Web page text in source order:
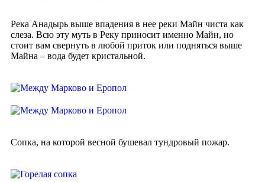
Река Анадырь выше впадения в нее реки Майн чиста как
слеза. Всю эту муть в Реку приносит именно Майн, но
стоит вам свернуть в любой приток или подняться выше
Майна – вода будет кристальной.
Сопка, на которой весной бушевал тундровый пожар.